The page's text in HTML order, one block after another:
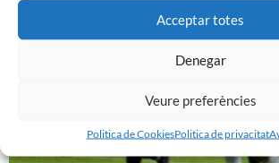
Acceptar totes
Denegar
Veure preferències
Politica de CookiesPolitica de privacitat